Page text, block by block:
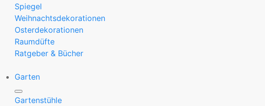
Spiegel
Weihnachtsdekorationen
Osterdekorationen
Raumdüfte
Ratgeber & Bücher
Garten
Gartenstühle